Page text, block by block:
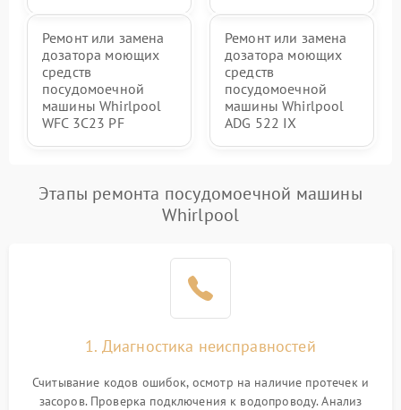
Ремонт или замена
дозатора моющих
средств
посудомоечной
машины Whirlpool
WFC 3C23 PF
Ремонт или замена
дозатора моющих
средств
посудомоечной
машины Whirlpool
ADG 522 IX
Этапы ремонта посудомоечной машины
Whirlpool
1. Диагностика неисправностей
Считывание кодов ошибок, осмотр на наличие протечек и
засоров. Проверка подключения к водопроводу. Анализ